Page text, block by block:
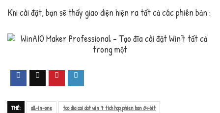
Khi cài đặt, bạn sẽ thấy giao diện hiện ra tất cả các phiên bản :
THẺ: all-in-one tao dia cai dat win 7 tich hop phien ban 64-bit